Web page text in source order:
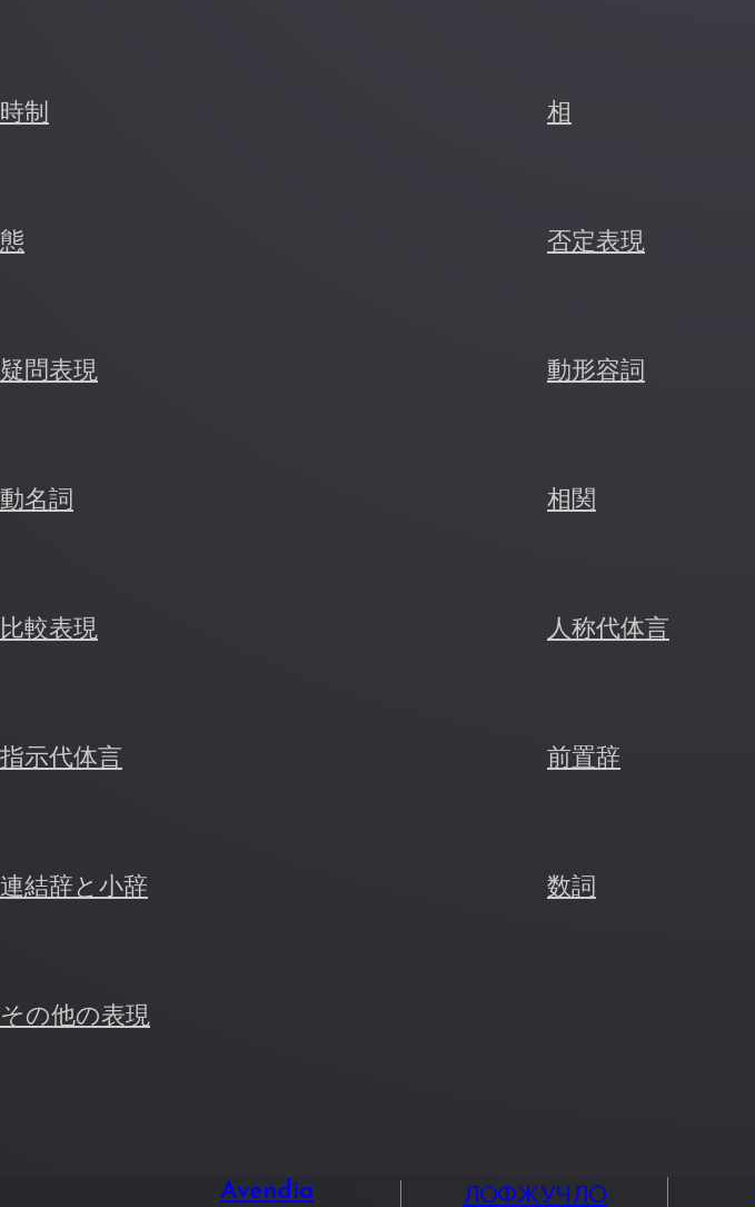
時制 相
態 否定表現
疑問表現 動形容詞
動名詞 相関
比較表現 人称代体言
指示代体言 前置辞
連結辞と小辞 数詞
その他の表現
Avendia ЛОФЖУЧЛО